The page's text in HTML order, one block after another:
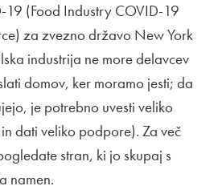
19 (Food Industry COVID-19
za zvezno državo New York
industrija ne more delavcev
domov, ker moramo jesti; da
je potrebno uvesti veliko
dati veliko podpore). Za več
stran, ki jo skupaj s
namen.